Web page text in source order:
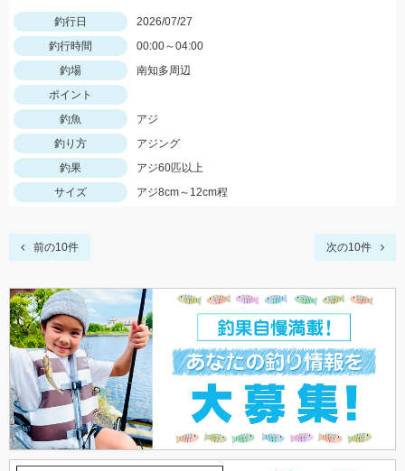
釣行日
2026/07/27
釣行時間
00:00～04:00
釣場
南知多周辺
ポイント
釣魚
アジ
釣り方
アジング
釣果
アジ60匹以上
サイズ
アジ8cm～12cm程
前の10件 次の10件